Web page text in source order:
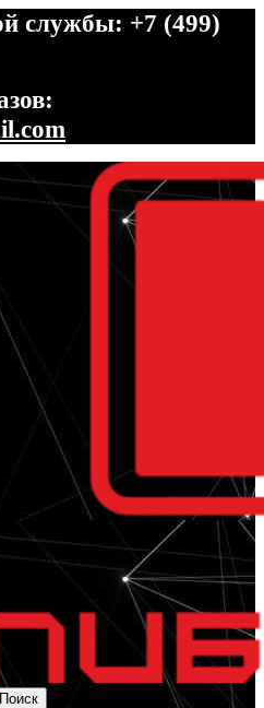
службы: +7 (499)
Поиск